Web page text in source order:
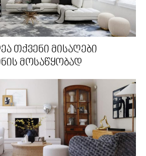
თქვენი მისაღები
მოსაწყობად